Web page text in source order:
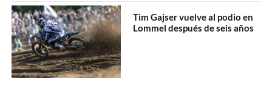
Tim Gajser vuelve al podio en
Lommel después de seis años